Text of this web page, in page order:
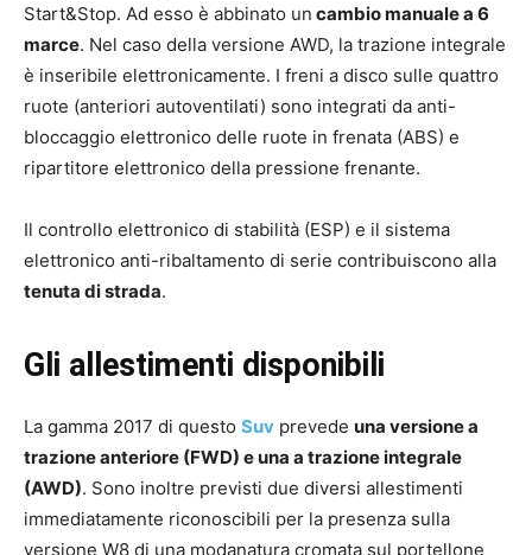
Start&Stop. Ad esso è abbinato un cambio manuale a 6
marce. Nel caso della versione AWD, la trazione integrale
è inseribile elettronicamente. I freni a disco sulle quattro
ruote (anteriori autoventilati) sono integrati da anti-
bloccaggio elettronico delle ruote in frenata (ABS) e
ripartitore elettronico della pressione frenante.
Il controllo elettronico di stabilità (ESP) e il sistema
elettronico anti-ribaltamento di serie contribuiscono alla
tenuta di strada.
Gli allestimenti disponibili
La gamma 2017 di questo Suv prevede una versione a
trazione anteriore (FWD) e una a trazione integrale
(AWD). Sono inoltre previsti due diversi allestimenti
immediatamente riconoscibili per la presenza sulla
versione W8 di una modanatura cromata sul portellone